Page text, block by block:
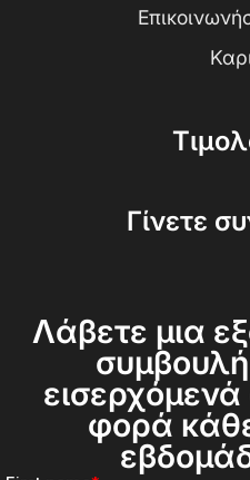
Γίνετε
Λάβετε μια
φορά